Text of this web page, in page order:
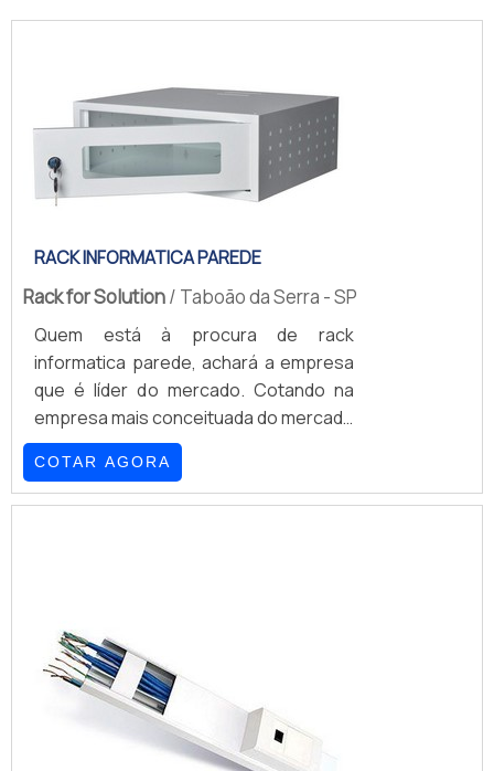
RACK INFORMATICA PAREDE
Rack for Solution/ Taboão da Serra - SP
Quem está à procura de rack
informatica parede, achará a empresa
que é líder do mercado. Cotando na
empresa mais conceituada do mercado
e conhecendo a sofisticação,
qualidade e preço justo em um só
lugar.É importante lembrar que o
dos materiais, além de evitar prejuízos
com substituições frequentes ...
COTAR AGORA